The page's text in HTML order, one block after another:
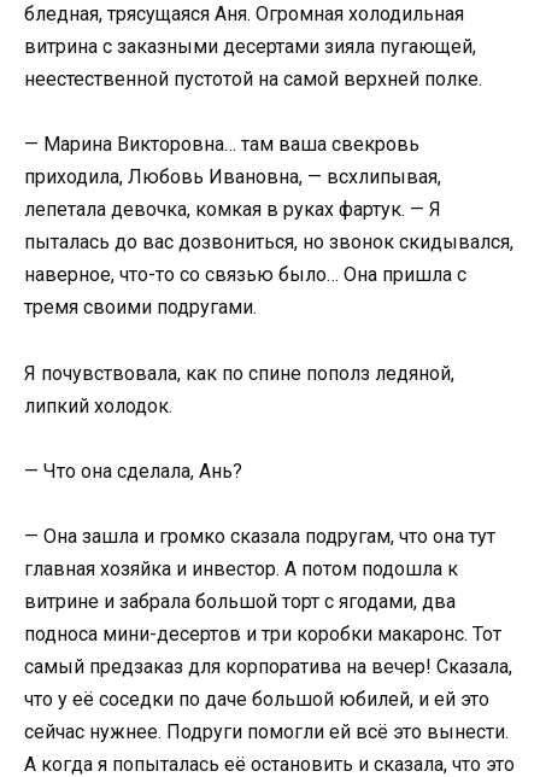
бледная, трясущаяся Аня. Огромная холодильная
витрина с заказными десертами зияла пугающей,
неестественной пустотой на самой верхней полке.
— Марина Викторовна… там ваша свекровь
приходила, Любовь Ивановна, — всхлипывая,
лепетала девочка, комкая в руках фартук. — Я
пыталась до вас дозвониться, но звонок скидывался,
наверное, что-то со связью было… Она пришла с
тремя своими подругами.
Я почувствовала, как по спине пополз ледяной,
липкий холодок.
— Что она сделала, Ань?
— Она зашла и громко сказала подругам, что она тут
главная хозяйка и инвестор. А потом подошла к
витрине и забрала большой торт с ягодами, два
подноса мини-десертов и три коробки макаронс. Тот
самый предзаказ для корпоратива на вечер! Сказала,
что у её соседки по даче большой юбилей, и ей это
сейчас нужнее. Подруги помогли ей всё это вынести.
А когда я попыталась её остановить и сказала, что это